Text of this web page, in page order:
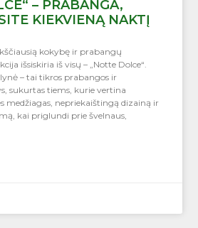
– PRABANGA,
KIEKVIENĄ NAKTĮ
kokybę ir prabangų
išsiskiria iš visų – „Notte Dolce“.
– tai tikros prabangos ir
sukurtas tiems, kurie vertina
medžiagas, nepriekaištingą dizainą ir
kai priglundi prie švelnaus,